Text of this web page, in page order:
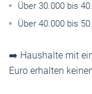
Über 30.000 bis
Über 40.000 bis
➡️ Haushalte mit
Euro erhalten